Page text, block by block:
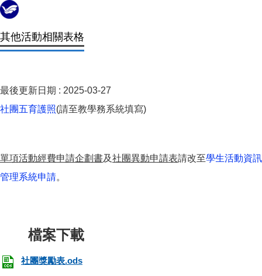
其他活動相關表格
最後更新日期 : 2025-03-27
社團五育護照(請至教學務系統填寫)
單項活動經費申請企劃書及社團異動申請表請改至學生活動資訊
管理系統申請。
社團獎勵表.ods